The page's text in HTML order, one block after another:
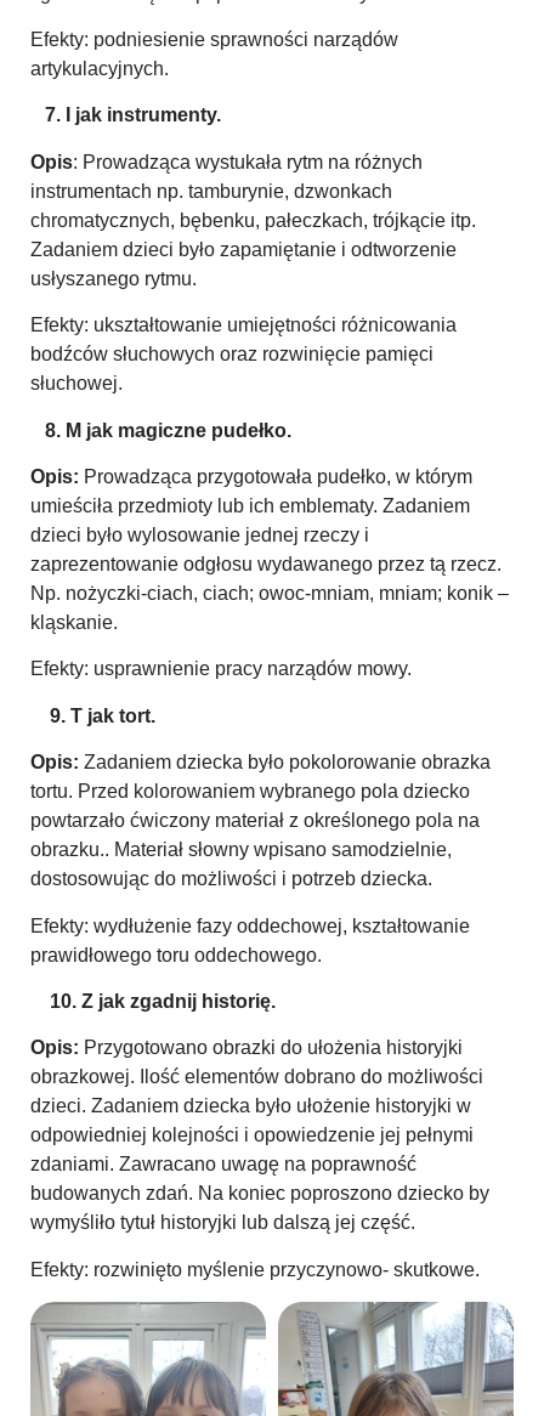
Efekty: podniesienie sprawności narządów
artykulacyjnych.
7. I jak instrumenty.
Opis: Prowadząca wystukała rytm na różnych
instrumentach np. tamburynie, dzwonkach
chromatycznych, bębenku, pałeczkach, trójkącie itp.
Zadaniem dzieci było zapamiętanie i odtworzenie
usłyszanego rytmu.
Efekty: ukształtowanie umiejętności różnicowania
bodźców słuchowych oraz rozwinięcie pamięci
słuchowej.
8. M jak magiczne pudełko.
Opis: Prowadząca przygotowała pudełko, w którym
umieściła przedmioty lub ich emblematy. Zadaniem
dzieci było wylosowanie jednej rzeczy i
zaprezentowanie odgłosu wydawanego przez tą rzecz.
Np. nożyczki-ciach, ciach; owoc-mniam, mniam; konik –
kląskanie.
Efekty: usprawnienie pracy narządów mowy.
9. T jak tort.
Opis: Zadaniem dziecka było pokolorowanie obrazka
tortu. Przed kolorowaniem wybranego pola dziecko
powtarzało ćwiczony materiał z określonego pola na
obrazku.. Materiał słowny wpisano samodzielnie,
dostosowując do możliwości i potrzeb dziecka.
Efekty: wydłużenie fazy oddechowej, kształtowanie
prawidłowego toru oddechowego.
10. Z jak zgadnij historię.
Opis: Przygotowano obrazki do ułożenia historyjki
obrazkowej. Ilość elementów dobrano do możliwości
dzieci. Zadaniem dziecka było ułożenie historyjki w
odpowiedniej kolejności i opowiedzenie jej pełnymi
zdaniami. Zawracano uwagę na poprawność
budowanych zdań. Na koniec poproszono dziecko by
wymyśliło tytuł historyjki lub dalszą jej część.
Efekty: rozwinięto myślenie przyczynowo- skutkowe.